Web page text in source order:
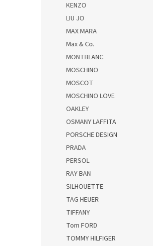
KENZO
LIU JO
MAX MARA
Max & Co.
MONTBLANC
MOSCHINO
MOSCOT
MOSCHINO LOVE
OAKLEY
OSMANY LAFFITA
PORSCHE DESIGN
PRADA
PERSOL
RAY BAN
SILHOUETTE
TAG HEUER
TIFFANY
Tom FORD
TOMMY HILFIGER